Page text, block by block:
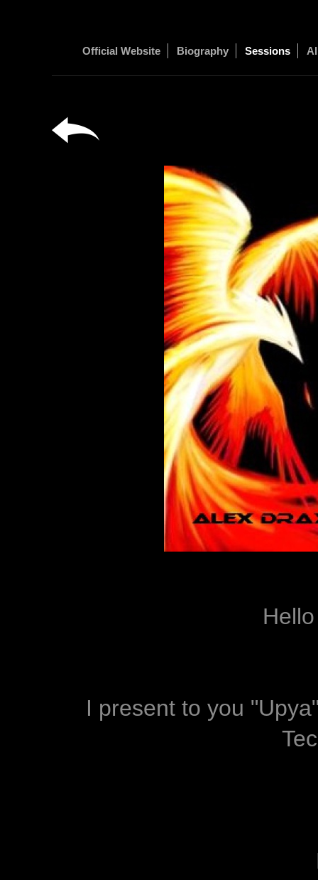
Official Website Biography Sessions
I present to you